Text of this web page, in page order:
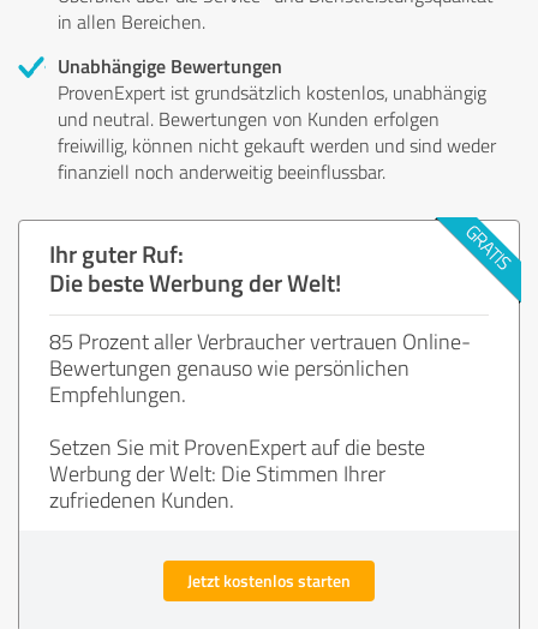
in allen Bereichen.
Unabhängige Bewertungen
ProvenExpert ist grundsätzlich kostenlos, unabhängig
und neutral. Bewertungen von Kunden erfolgen
freiwillig, können nicht gekauft werden und sind weder
finanziell noch anderweitig beeinflussbar.
Ihr guter Ruf:
Die beste Werbung der Welt!
85 Prozent aller Verbraucher vertrauen Online-
Bewertungen genauso wie persönlichen
Empfehlungen.
Setzen Sie mit ProvenExpert auf die beste
Werbung der Welt: Die Stimmen Ihrer
zufriedenen Kunden.
Jetzt kostenlos starten